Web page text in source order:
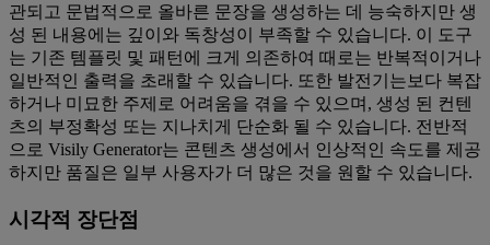
관되고 문법적으로 올바른 문장을 생성하는 데 능숙하지만 생
성 된 내용에는 깊이와 독창성이 부족할 수 있습니다. 이 도구
는 기존 템플릿 및 패턴에 크게 의존하여 때로는 반복적이거나
일반적인 출력을 초래할 수 있습니다. 또한 발전기는보다 복잡
하거나 미묘한 주제로 어려움을 겪을 수 있으며, 생성 된 컨텐
츠의 부정확성 또는 지나치게 단순화 될 수 있습니다. 전반적
으로 Visily Generator는 콘텐츠 생성에서 인상적인 속도를 제공
하지만 품질은 일부 사용자가 더 많은 것을 원할 수 있습니다.
시각적 장단점